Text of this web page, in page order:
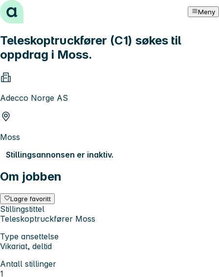
Hopp til innhold Meny
Teleskoptruckfører (C1) søkes til
oppdrag i Moss.
Adecco Norge AS
Moss
Stillingsannonsen er inaktiv.
Om jobben
Lagre favoritt
Stillingstittel
Teleskoptruckfører Moss
Type ansettelse
Vikariat, deltid
Antall stillinger
1